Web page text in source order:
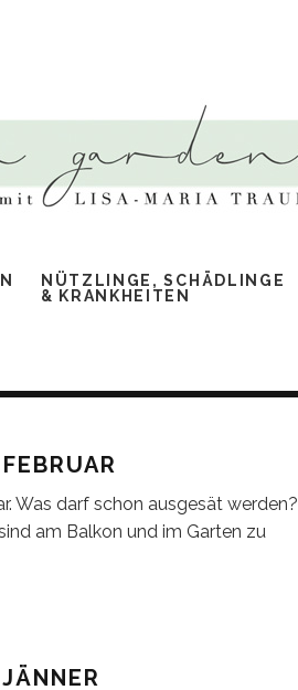
NÜTZLINGE, SCHÄDLINGE
& KRANKHEITEN
Was darf schon ausgesät werden?
am Balkon und im Garten zu